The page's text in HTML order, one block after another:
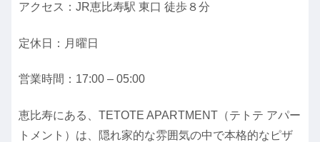
アクセス：JR恵比寿駅 東口 徒歩８分
定休日：月曜日
営業時間：17:00 – 05:00
恵比寿にある、TETOTE APARTMENT（テトテ アパー
トメント）は、隠れ家的な雰囲気の中で本格的なピザ